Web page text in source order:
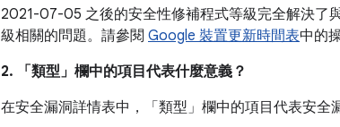
2021-07-05 之後的安全性修補程式等級完全解決了
級相關的問題。請參閱 Google 裝置更新時間表中的
2. 「類型」 欄中的項目代表什麼意義？
在安全漏洞詳情表中，「類型」 欄中的項目代表安全